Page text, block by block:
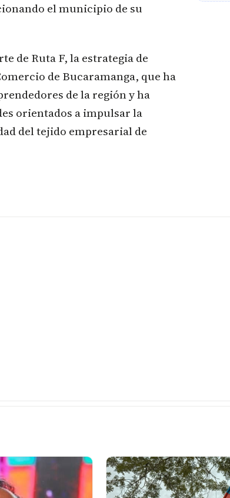
el municipio de su
de Ruta F, la estrategia de
de Bucaramanga, que ha
de la región y ha
orientados a impulsar la
del tejido empresarial de